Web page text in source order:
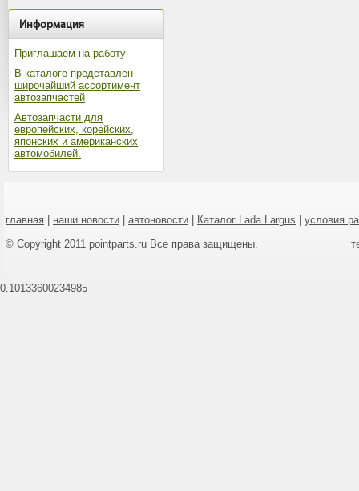
Информация
Приглашаем на работу
В каталоге представлен
широчайший ассортимент
автозапчастей
Автозапчасти для
европейских, корейских,
японских и американских
автомобилей.
главная наши новости автоновости Каталог Lada Largus
условия
© Copyright 2011 pointparts.ru Все права защищены.
0.10133600234985